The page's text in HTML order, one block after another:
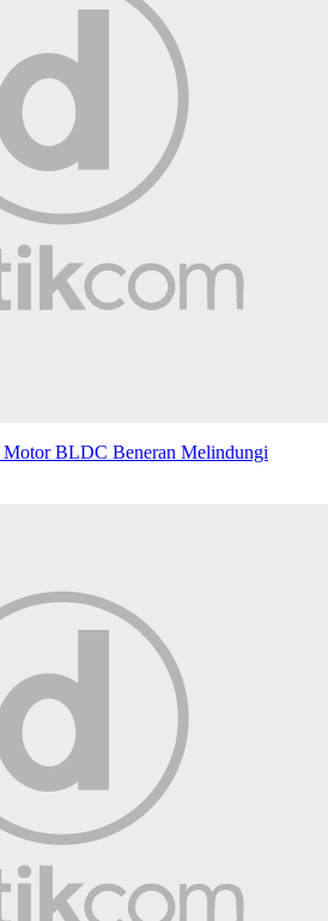
BLDC Beneran Melindungi